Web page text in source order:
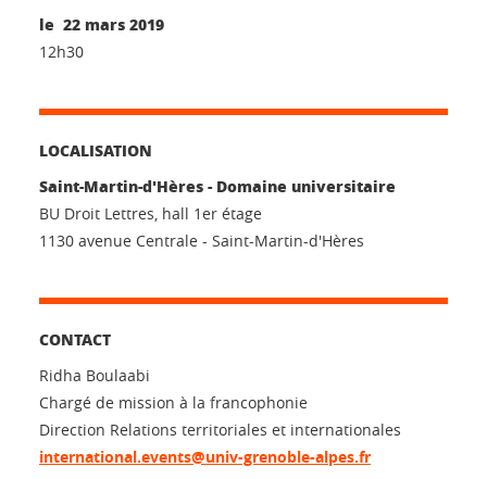
le 22 mars 2019
12h30
LOCALISATION
Saint-Martin-d'Hères - Domaine universitaire
BU Droit Lettres, hall 1er étage
1130 avenue Centrale - Saint-Martin-d'Hères
CONTACT
Ridha Boulaabi
Chargé de mission à la francophonie
Direction Relations territoriales et internationales
international.events@univ-grenoble-alpes.fr